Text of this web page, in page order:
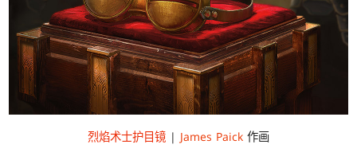
烈焰术士护目镜 | James Paick 作画